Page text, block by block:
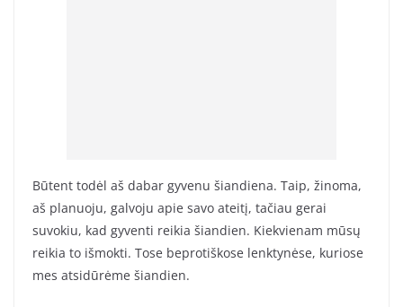
Būtent todėl aš dabar gyvenu šiandiena. Taip, žinoma,
aš planuoju, galvoju apie savo ateitį, tačiau gerai
suvokiu, kad gyventi reikia šiandien. Kiekvienam mūsų
reikia to išmokti. Tose beprotiškose lenktynėse, kuriose
mes atsidūrėme šiandien.